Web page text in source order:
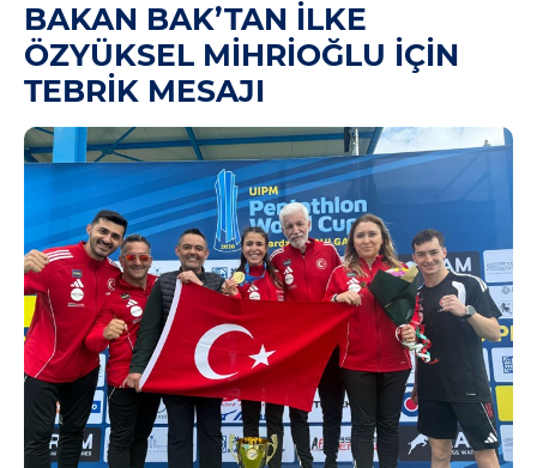
BAKAN BAK’TAN İLKE
ÖZYÜKSEL MİHRİOĞLU İÇİN
TEBRİK MESAJI
Teşkilat Şeması
Kurumsal Kimlik
Planlar ve Raporlar